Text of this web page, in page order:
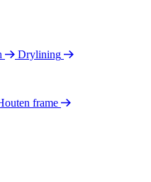
Drylining
frame